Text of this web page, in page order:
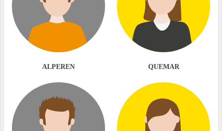
ALPEREN QUEMAR